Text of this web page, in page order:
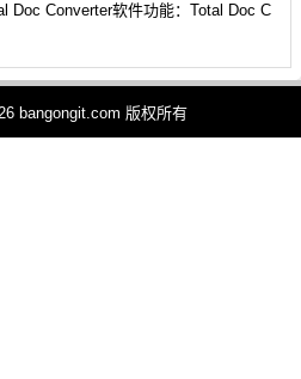
Doc Converter软件功能：Total Doc C
bangongit.com 版权所有